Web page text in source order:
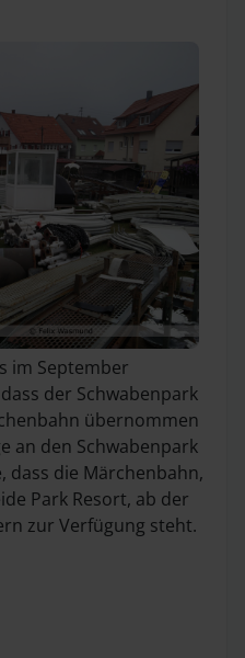
im September
der Schwabenpark
übernommen
an den Schwabenpark
dass die Märchenbahn,
Park Resort, ab der
zur Verfügung steht.